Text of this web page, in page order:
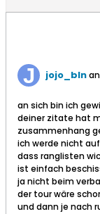
jojo_bln
an sich bin ich
deiner zitate hat
zusammenhang
ich werde nicht
dass ranglisten
ist einfach
ja nicht beim
der tour wäre
und dann je nach